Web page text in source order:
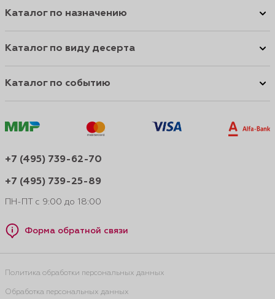
Каталог по назначению
Каталог по виду десерта
Каталог по событию
+7 (495) 739-62-70
+7 (495) 739-25-89
ПН-ПТ с 9:00 до 18:00
Форма обратной связи
Политика обработки персональных данных
Обработка персональных данных